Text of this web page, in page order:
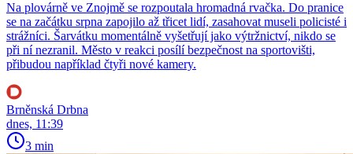
Na plovárně ve Znojmě se rozpoutala hromadná rvačka. Do pranice
se na začátku srpna zapojilo až třicet lidí, zasahovat museli policisté i
strážníci. Šarvátku momentálně vyšetřují jako výtržnictví, nikdo se
při ní nezranil. Město v reakci posílí bezpečnost na sportovišti,
přibudou například čtyři nové kamery.
Brněnská Drbna
dnes, 11:39
3 min